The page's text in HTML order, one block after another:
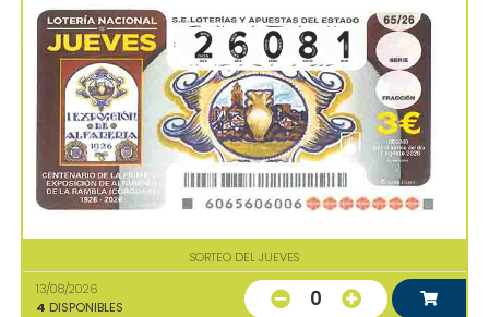
SORTEO DEL JUEVES
13/08/2026
4 DISPONIBLES 0